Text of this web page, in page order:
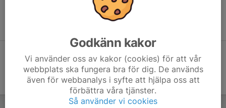
Godkänn kakor
Vi använder oss av kakor (cookies) för att vår
webbplats ska fungera bra för dig. De används
även för webbanalys i syfte att hjälpa oss att
förbättra våra tjänster.
Så använder vi cookies